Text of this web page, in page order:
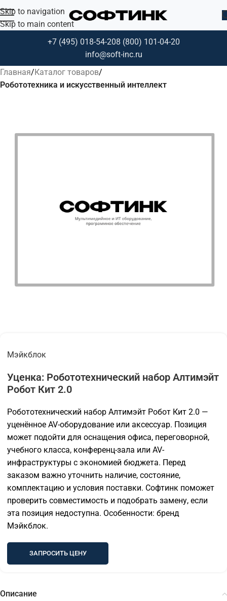
Skip to navigation
Skip to main content
+7 (495) 018-54-208 (800) 101-04-20
info@soft-inc.ru
Главная Каталог товаров
Робототехника и искусственный интеллект
Мэйкблок
Уценка: Робототехнический набор Алтимэйт
Робот Кит 2.0
Робототехнический набор Алтимэйт Робот Кит 2.0 —
уценённое AV-оборудование или аксессуар. Позиция
может подойти для оснащения офиса, переговорной,
учебного класса, конференц-зала или AV-
инфраструктуры с экономией бюджета. Перед
заказом важно уточнить наличие, состояние,
комплектацию и условия поставки. Софтинк поможет
проверить совместимость и подобрать замену, если
эта позиция недоступна. Особенности: бренд
Мэйкблок.
ЗАПРОСИТЬ ЦЕНУ
Описание